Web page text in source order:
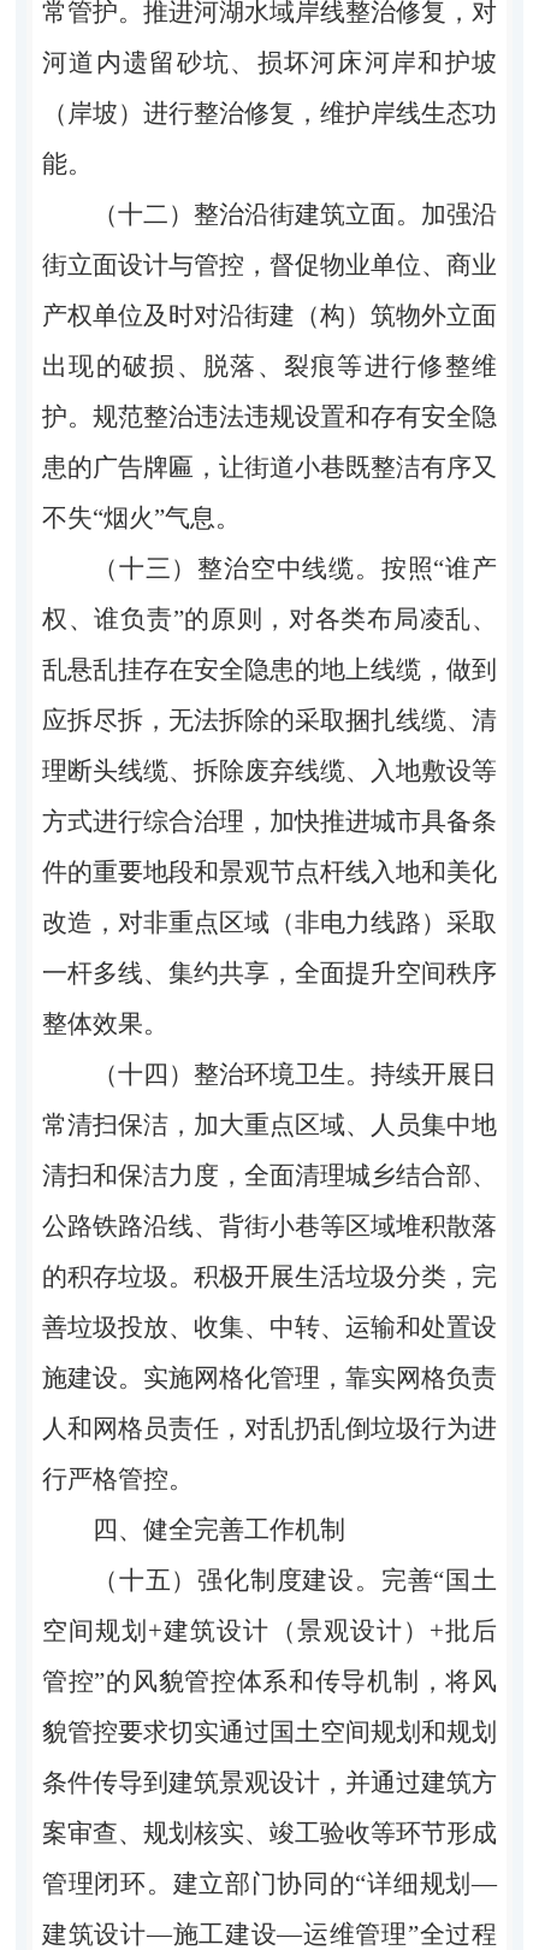
常管护。推进河湖水域岸线整治修复，对
河道内遗留砂坑、损坏河床河岸和护坡
（岸坡）进行整治修复，维护岸线生态功
能。
（十二）整治沿街建筑立面。加强沿
街立面设计与管控，督促物业单位、商业
产权单位及时对沿街建（构）筑物外立面
出现的破损、脱落、裂痕等进行修整维
护。规范整治违法违规设置和存有安全隐
患的广告牌匾，让街道小巷既整洁有序又
不失“烟火”气息。
（十三）整治空中线缆。按照“谁产
权、谁负责”的原则，对各类布局凌乱、
乱悬乱挂存在安全隐患的地上线缆，做到
应拆尽拆，无法拆除的采取捆扎线缆、清
理断头线缆、拆除废弃线缆、入地敷设等
方式进行综合治理，加快推进城市具备条
件的重要地段和景观节点杆线入地和美化
改造，对非重点区域（非电力线路）采取
一杆多线、集约共享，全面提升空间秩序
整体效果。
（十四）整治环境卫生。持续开展日
常清扫保洁，加大重点区域、人员集中地
清扫和保洁力度，全面清理城乡结合部、
公路铁路沿线、背街小巷等区域堆积散落
的积存垃圾。积极开展生活垃圾分类，完
善垃圾投放、收集、中转、运输和处置设
施建设。实施网格化管理，靠实网格负责
人和网格员责任，对乱扔乱倒垃圾行为进
行严格管控。
四、健全完善工作机制
（十五）强化制度建设。完善“国土
空间规划+建筑设计（景观设计）+批后
管控”的风貌管控体系和传导机制，将风
貌管控要求切实通过国土空间规划和规划
条件传导到建筑景观设计，并通过建筑方
案审查、规划核实、竣工验收等环节形成
管理闭环。建立部门协同的“详细规划—
建筑设计—施工建设—运维管理”全过程